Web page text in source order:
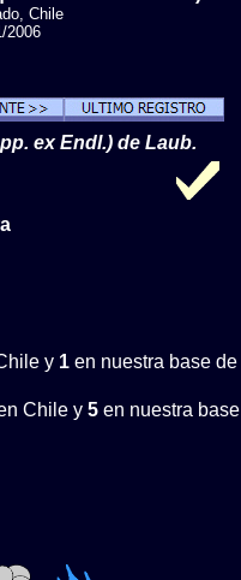
Chile
2006
ex Endl.) de Laub.
y 1 en nuestra base de
Chile y 5 en nuestra base